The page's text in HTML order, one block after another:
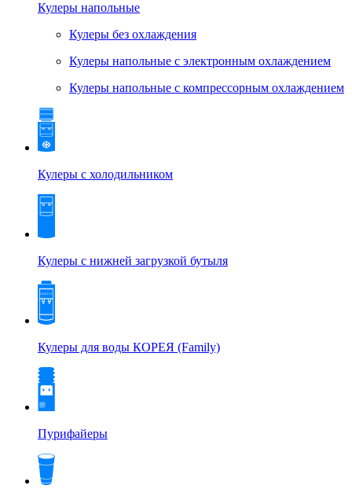
Кулеры напольные
Кулеры без охлаждения
Кулеры напольные с электронным охлаждением
Кулеры напольные с компрессорным охлаждением
Кулеры с холодильником
Кулеры с нижней загрузкой бутыля
Кулеры для воды КОРЕЯ (Family)
Пурифайеры